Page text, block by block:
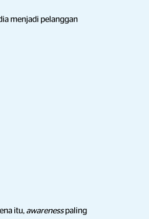
menjadi pelanggan
itu, awarenesspaling